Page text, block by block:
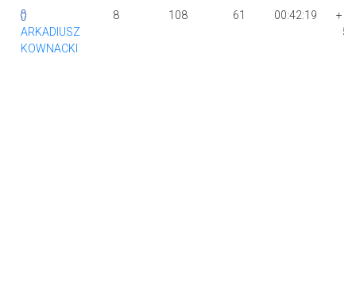
ARKADIUSZ
KOWNACKI
8 108 61 00:42:19
+